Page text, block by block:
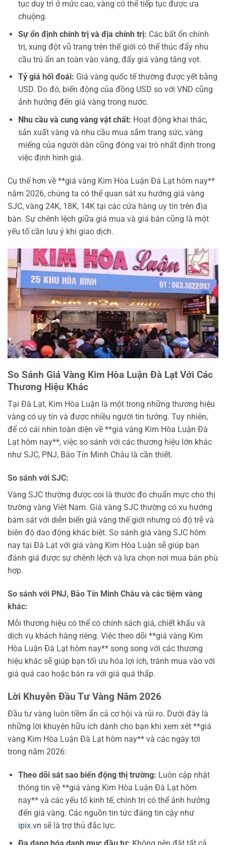
tục duy trì ở mức cao, vàng có thể tiếp tục được ưa
chuộng.
Sự ổn định chính trị và địa chính trị: Các bất ổn chính
trị, xung đột vũ trang trên thế giới có thể thúc đẩy nhu
cầu trú ẩn an toàn vào vàng, đẩy giá vàng tăng vọt.
Tỷ giá hối đoái: Giá vàng quốc tế thường được yết bằng
USD. Do đó, biến động của đồng USD so với VND cũng
ảnh hưởng đến giá vàng trong nước.
Nhu cầu và cung vàng vật chất: Hoạt động khai thác,
sản xuất vàng và nhu cầu mua sắm trang sức, vàng
miếng của người dân cũng đóng vai trò nhất định trong
việc định hình giá.
Cụ thể hơn về **giá vàng Kim Hòa Luận Đà Lạt hôm nay**
năm 2026, chúng ta có thể quan sát xu hướng giá vàng
SJC, vàng 24K, 18K, 14K tại các cửa hàng uy tín trên địa
bàn. Sự chênh lệch giữa giá mua và giá bán cũng là một
yếu tố cần lưu ý khi giao dịch.
So Sánh Giá Vàng Kim Hòa Luận Đà Lạt Với Các
Thương Hiệu Khác
Tại Đà Lạt, Kim Hòa Luận là một trong những thương hiệu
vàng có uy tín và được nhiều người tin tưởng. Tuy nhiên,
để có cái nhìn toàn diện về **giá vàng Kim Hòa Luận Đà
Lạt hôm nay**, việc so sánh với các thương hiệu lớn khác
như SJC, PNJ, Bảo Tín Minh Châu là cần thiết.
So sánh với SJC:
Vàng SJC thường được coi là thước đo chuẩn mực cho thị
trường vàng Việt Nam. Giá vàng SJC thường có xu hướng
bám sát với diễn biến giá vàng thế giới nhưng có độ trễ và
biên độ dao động khác biệt. So sánh giá vàng SJC hôm
nay tại Đà Lạt với giá vàng Kim Hòa Luận sẽ giúp bạn
đánh giá được sự chênh lệch và lựa chọn nơi mua bán phù
hợp.
So sánh với PNJ, Bảo Tín Minh Châu và các tiệm vàng
khác:
Mỗi thương hiệu có thể có chính sách giá, chiết khấu và
dịch vụ khách hàng riêng. Việc theo dõi **giá vàng Kim
Hòa Luận Đà Lạt hôm nay** song song với các thương
hiệu khác sẽ giúp bạn tối ưu hóa lợi ích, tránh mua vào với
giá quá cao hoặc bán ra với giá quá thấp.
Lời Khuyên Đầu Tư Vàng Năm 2026
Đầu tư vàng luôn tiềm ẩn cả cơ hội và rủi ro. Dưới đây là
những lời khuyên hữu ích dành cho bạn khi xem xét **giá
vàng Kim Hòa Luận Đà Lạt hôm nay** và các ngày tới
trong năm 2026:
Theo dõi sát sao biến động thị trường: Luôn cập nhật
thông tin về **giá vàng Kim Hòa Luận Đà Lạt hôm
nay** và các yếu tố kinh tế, chính trị có thể ảnh hưởng
đến giá vàng. Các nguồn tin tức đáng tin cậy như
ipix.vn sẽ là trợ thủ đắc lực.